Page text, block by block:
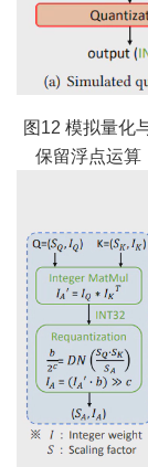
图12 模拟量化
保留浮点运算